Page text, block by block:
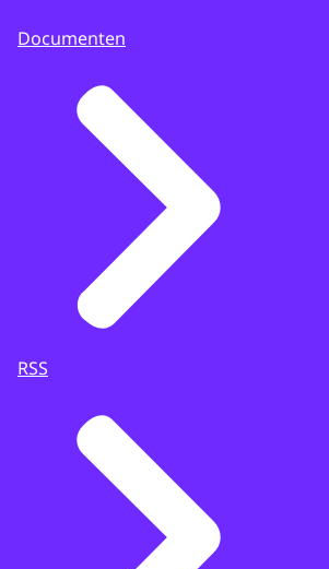
Documenten
RSS